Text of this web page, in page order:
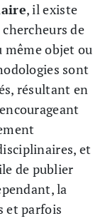
, il existe
de
objet ou
sont
résultant en
et
de publier
la
et parfois